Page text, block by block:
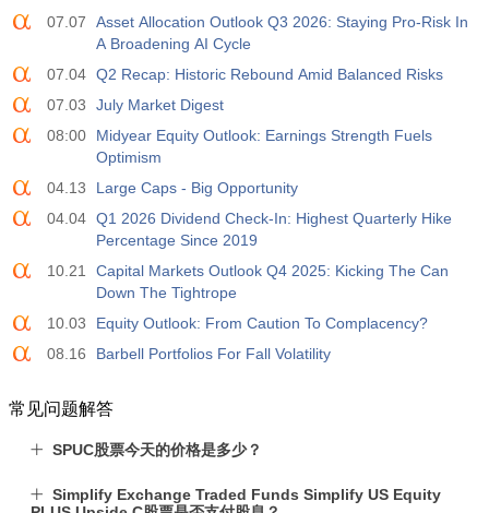
07.07
Asset Allocation Outlook Q3 2026: Staying Pro-Risk In
A Broadening AI Cycle
07.04 Q2 Recap: Historic Rebound Amid Balanced Risks
07.03
July Market Digest
08:00
Midyear Equity Outlook: Earnings Strength Fuels
Optimism
04.13
Large Caps - Big Opportunity
04.04 Q1 2026 Dividend Check-In: Highest Quarterly Hike
Percentage Since 2019
10.21
Capital Markets Outlook Q4 2025: Kicking The Can
Down The Tightrope
10.03
Equity Outlook: From Caution To Complacency?
08.16
Barbell Portfolios For Fall Volatility
常见问题解答
SPUC股票今天的价格是多少？
Simplify Exchange Traded Funds Simplify US Equity